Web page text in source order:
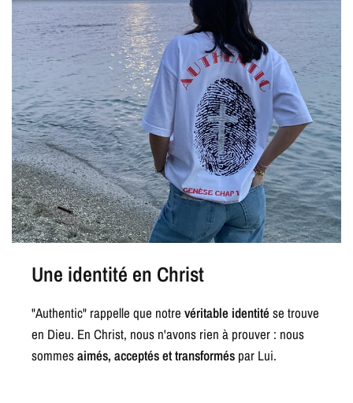
Une identité en Christ
"Authentic" rappelle que notrevéritable identitése trouve
en Dieu. En Christ, nous n'avons rien à prouver : nous
sommesaimés, acceptés et transformés par Lui.